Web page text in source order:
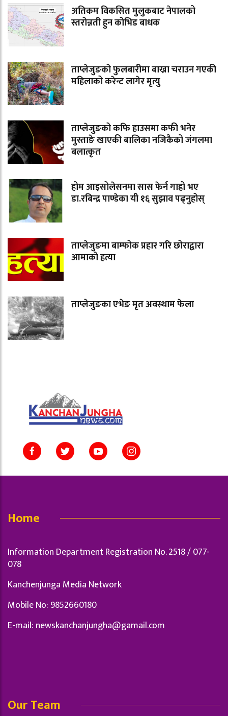
अतिकम विकसित मुलुकबाट नेपालको
स्तरोन्नती हुन कोभिड बाधक
ताप्लेजुङको फुलबारीमा बाख्रा चराउन गएकी
महिलाको करेन्ट लागेर मृत्यु
ताप्लेजुङको कफि हाउसमा कफी भनेर
मुस्ताङे खाएकी बालिका नजिकैको जंगलमा
बलात्कृत
होम आइसोलेसनमा सास फेर्न गाह्रो भए
डा.रबिन्द्र पाण्डेका यी १६ सुझाव पढ्नुहोस्
ताप्लेजुङमा बाम्फोक प्रहार गरि छोराद्वारा
आमाको हत्या
ताप्लेजुङका एभेङ मृत अवस्थाम फेला
Home
Information Department Registration No. 2518 / 077-
078
Kanchenjunga Media Network
Mobile No: 9852660180
E-mail: newskanchanjungha@gamail.com
Our Team